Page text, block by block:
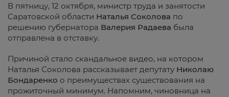
В пятницу, 12 октября, министр труда и занятости
Саратовской области Наталья Соколова по
решению губернатора Валерия Радаева была
отправлена в отставку.
Причиной стало скандальное видео, на котором
Наталья Соколова рассказывает депутату Николаю
Бондаренко о преимуществах существования на
прожиточный минимум. Напомним, чиновница на